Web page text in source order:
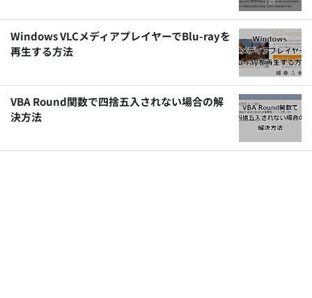
Windows VLCメディアプレイヤーでBlu-rayを
再生する方法
VBA Round関数で四捨五入されない場合の解
決方法